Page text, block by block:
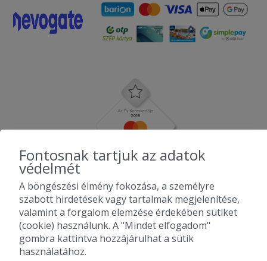
Fontosnak tartjuk az adatok
védelmét
A böngészési élmény fokozása, a személyre
szabott hirdetések vagy tartalmak megjelenítése,
valamint a forgalom elemzése érdekében sütiket
(cookie) használunk. A "Mindet elfogadom"
gombra kattintva hozzájárulhat a sütik
használatához.